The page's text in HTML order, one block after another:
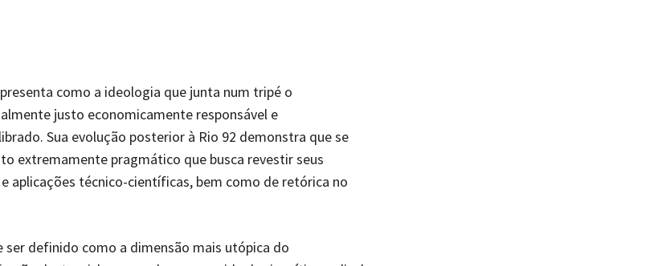
como a ideologia que junta num tripé o
justo economicamente responsável e
Sua evolução posterior à Rio 92 demonstra que se
extremamente pragmático que busca revestir seus
aplicações técnico-científicas, bem como de retórica no
ser definido como a dimensão mais utópica do